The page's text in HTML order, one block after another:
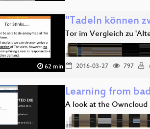
62 min
"Tadeln können
Tor im Vergleich zu
2016-03-27 797
Learning from
A look at the